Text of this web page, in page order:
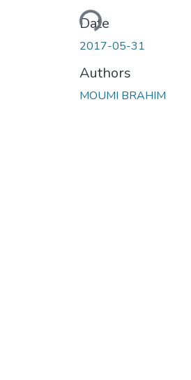
Loading...
Date
2017-05-31
Authors
MOUMI BRAHIM